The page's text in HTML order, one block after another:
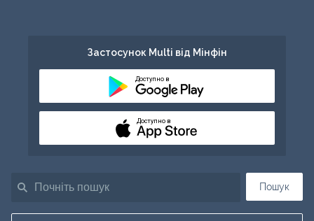
Пошук
Застосунок Multi від Мінфін
Доступно в
Доступно в